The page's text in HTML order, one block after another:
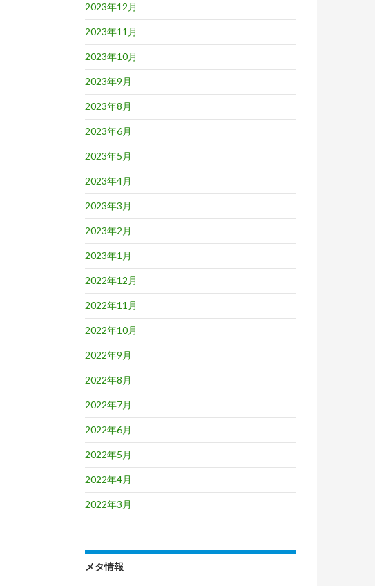
2023年12月
2023年11月
2023年10月
2023年9月
2023年8月
2023年6月
2023年5月
2023年4月
2023年3月
2023年2月
2023年1月
2022年12月
2022年11月
2022年10月
2022年9月
2022年8月
2022年7月
2022年6月
2022年5月
2022年4月
2022年3月
メタ情報